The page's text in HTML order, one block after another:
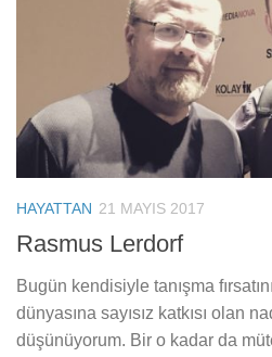
HAYATTAN 21 MAYIS 2017
Rasmus Lerdorf
Bugün kendisiyle tanışma
dünyasına sayısız katkısı olan
düşünüyorum. Bir o kadar da